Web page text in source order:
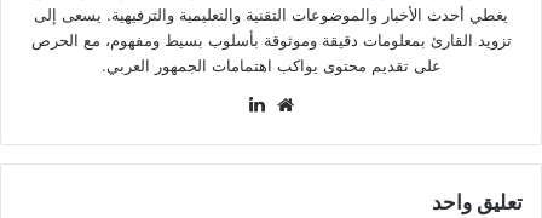
يغطي أحدث الأخبار والموضوعات التقنية والتعليمية والترفيهية. يسعى إلى
تزويد القارئ بمعلومات دقيقة وموثوقة بأسلوب بسيط ومفهوم، مع الحرص
على تقديم محتوى يواكب اهتمامات الجمهور العربي.
موقع
تعليق واحد